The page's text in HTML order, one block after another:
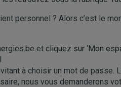
personnel ? Alors c’est le
et cliquez sur ‘Mon
à choisir un mot de passe.
nous vous demanderons